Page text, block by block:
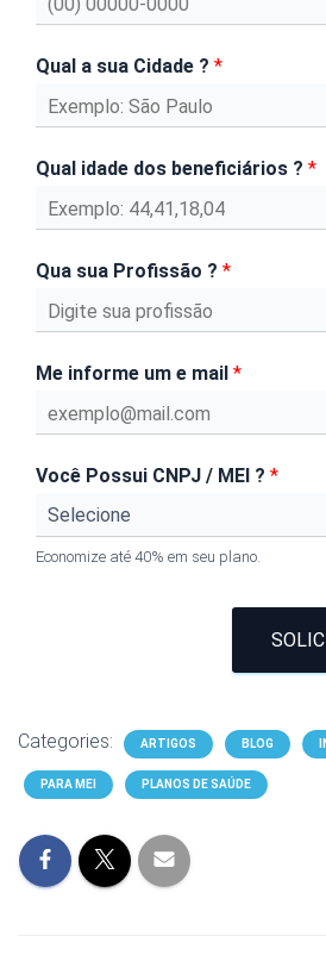
Qual a sua Cidade ? *
Qual idade dos beneficiários ? *
Qua sua Profissão ? *
Me informe um e mail *
Você Possui CNPJ / MEI ? *
Economize até 40% em seu plano.
Categories: ARTIGOS BLOG
PARA MEI PLANOS DE SAÚDE